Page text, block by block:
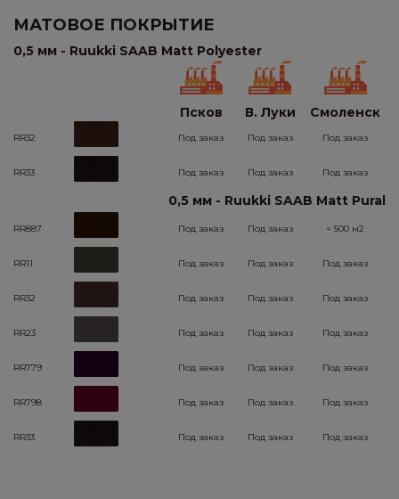
МАТОВОЕ ПОКРЫТИЕ
0,5 мм - Ruukki SAAB Matt Polyester
Псков В. Луки Смоленск
RR32 Под заказ Под заказ Под заказ
RR33 Под заказ Под заказ Под заказ
0,5 мм - Ruukki SAAB Matt Pural
RR887 Под заказ Под заказ < 500 м2
RR11 Под заказ Под заказ Под заказ
RR32 Под заказ Под заказ Под заказ
RR23 Под заказ Под заказ Под заказ
RR779 Под заказ Под заказ Под заказ
RR798 Под заказ Под заказ Под заказ
RR33 Под заказ Под заказ Под заказ